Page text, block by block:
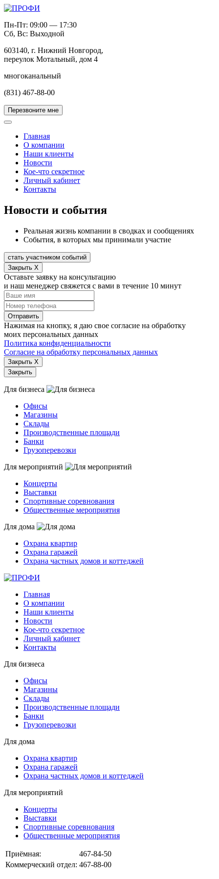
Пн-Пт: 09:00 — 17:30
Сб, Вс: Выходной
603140, г. Нижний Новгород,
переулок Мотальный, дом 4
многоканальный
(831) 467-88-00
Перезвоните мне
Главная
О компании
Наши клиенты
Новости
Кое-что секретное
Личный кабинет
Контакты
Новости и события
Реальная жизнь компании в сводках и сообщениях
События, в которых мы принимали участие
стать участником событий
Закрыть X
Оставьте заявку на консультацию
и наш менеджер свяжется с вами в течение 10 минут
Отправить
Нажимая на кнопку, я даю свое согласие на обработку
моих персональных данных
Политика конфиденциальности
Согласие на обработку персональных данных
Закрыть X
Закрыть
Для бизнеса
Офисы
Магазины
Склады
Производственные площади
Банки
Грузоперевозки
Для мероприятий
Концерты
Выставки
Спортивные соревнования
Общественные мероприятия
Для дома
Охрана квартир
Охрана гаражей
Охрана частных домов и коттеджей
Главная
О компании
Наши клиенты
Новости
Кое-что секретное
Личный кабинет
Контакты
Для бизнеса
Офисы
Магазины
Склады
Производственные площади
Банки
Грузоперевозки
Для дома
Охрана квартир
Охрана гаражей
Охрана частных домов и коттеджей
Для мероприятий
Концерты
Выставки
Спортивные соревнования
Общественные мероприятия
Приёмная:
467-84-50
Коммерческий отдел: 467-88-00